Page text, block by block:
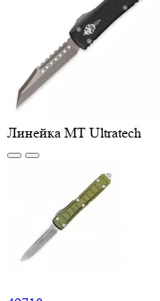
Линейка MT Ultratech